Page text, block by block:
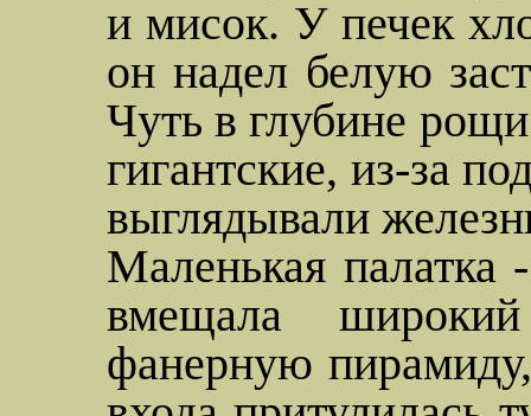
и мисок. У печек
он надел белую
Чуть в глубине
гигантские, из-за
выглядывали
Маленькая
вмещала
фанерную